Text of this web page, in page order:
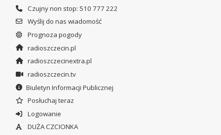
Czujny non stop: 510 777 222
Wyślij do nas wiadomość
Prognoza pogody
radioszczecin.pl
radioszczecinextra.pl
radioszczecin.tv
Biuletyn Informacji Publicznej
Posłuchaj teraz
Logowanie
DUŻA CZCIONKA